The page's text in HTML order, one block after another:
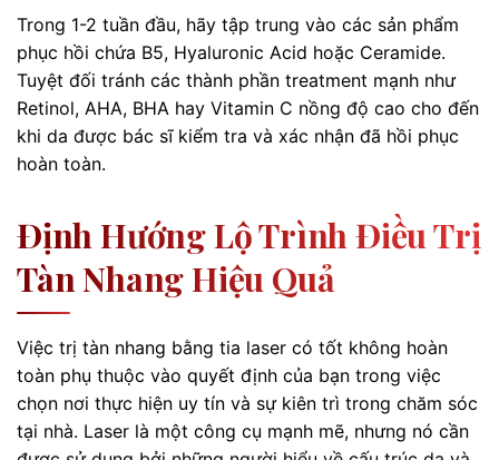
Trong 1-2 tuần đầu, hãy tập trung vào các sản phẩm
phục hồi chứa B5, Hyaluronic Acid hoặc Ceramide.
Tuyệt đối tránh các thành phần treatment mạnh như
Retinol, AHA, BHA hay Vitamin C nồng độ cao cho đến
khi da được bác sĩ kiểm tra và xác nhận đã hồi phục
hoàn toàn.
Định Hướng Lộ Trình Điều Trị
Tàn Nhang Hiệu Quả
Việc trị tàn nhang bằng tia laser có tốt không hoàn
toàn phụ thuộc vào quyết định của bạn trong việc
chọn nơi thực hiện uy tín và sự kiên trì trong chăm sóc
tại nhà. Laser là một công cụ mạnh mẽ, nhưng nó cần